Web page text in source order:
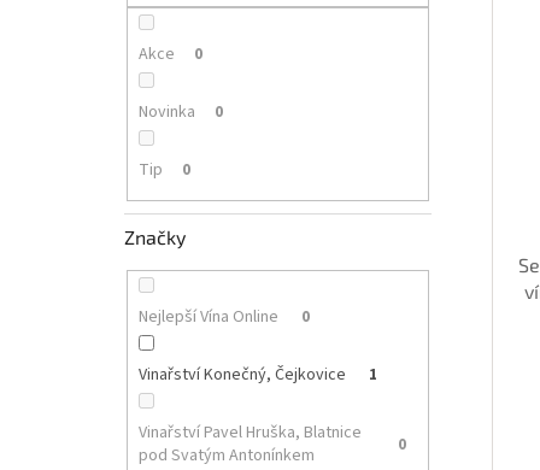
Akce 0
Novinka 0
Tip 0
Značky
Nejlepší Vína Online 0
Vinařství Konečný, Čejkovice 1
Vinařství Pavel Hruška, Blatnice
pod Svatým Antonínkem
0